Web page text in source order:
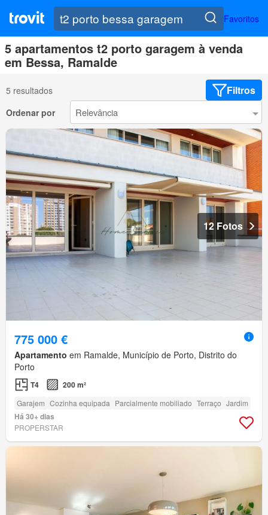
Favoritos
5 apartamentos t2 porto garagem à venda
em Bessa, Ramalde
5 resultados Filtros
Ordenar por
12 Fotos
775 000 €
Apartamento em Ramalde, Município de Porto, Distrito do
Porto
T4 200 m²
Garajem Cozinha equipada Parcialmente mobiliado Terraço Jardim
Há 30+ dias
PROPERSTAR